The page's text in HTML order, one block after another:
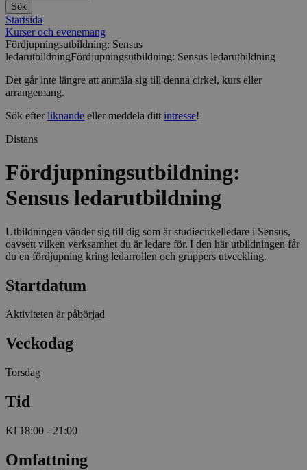
Sök
Startsida
Kurser och evenemang
Fördjupningsutbildning: Sensus
ledarutbildningFördjupningsutbildning: Sensus ledarutbildning
Det går inte längre att anmäla sig till denna cirkel, kurs eller
arrangemang.
Sök efterliknande eller meddela ditt intresse!
Distans
Fördjupningsutbildning:
Sensus ledarutbildning
Utbildningen vänder sig till dig som är studiecirkelledare i Sensus,
oavsett vilken verksamhet du är ledare för. I den här utbildningen får
du en fördjupning kring ledarrollen och gruppers utveckling.
Startdatum
Aktiviteten är påbörjad
Veckodag
Torsdag
Tid
Kl 18:00 - 21:00
Omfattning